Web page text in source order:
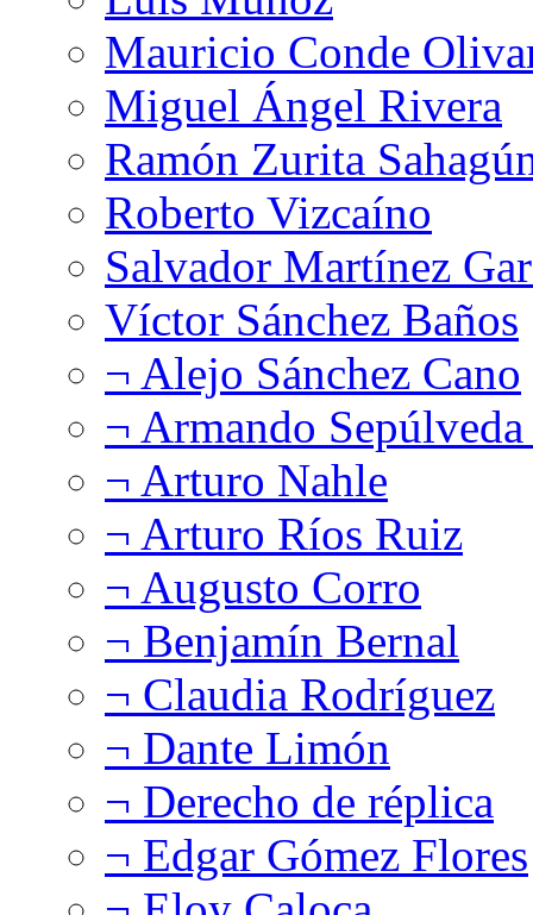
Mauricio Conde
Miguel Ángel Rivera
Ramón Zurita
Roberto Vizcaíno
Salvador Martínez
Víctor Sánchez Baños
¬ Alejo Sánchez Cano
¬ Armando
¬ Arturo Nahle
¬ Arturo Ríos Ruiz
¬ Augusto Corro
¬ Benjamín Bernal
¬ Claudia Rodríguez
¬ Dante Limón
¬ Derecho de réplica
¬ Edgar Gómez Flores